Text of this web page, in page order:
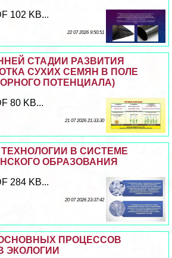
102 KB...
22 07 2026 9:50:51
СТАДИИ РАЗВИТИЯ
СУХИХ СЕМЯН В ПОЛЕ
ПОТЕНЦИАЛА)
80 KB...
21 07 2026 21:33:30
В СИСТЕМЕ
ОБРАЗОВАНИЯ
284 KB...
20 07 2026 23:37:42
ПРОЦЕССОВ
ЭКОЛОГИИ